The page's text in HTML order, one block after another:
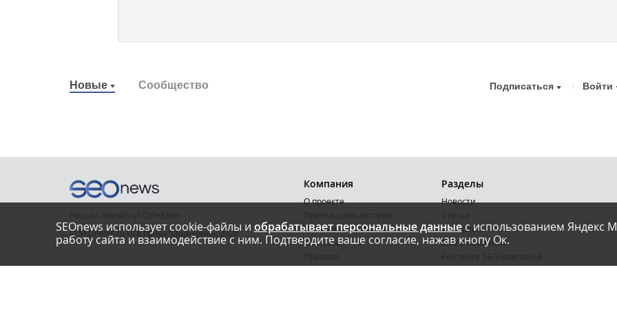
Новые Сообщество Подписаться Войти
SEOnews использует cookie-файлы и обрабатывает персональные данныес использованием Яндекс
работу сайта и взаимодействие с ним. Подтвердите ваше согласие, нажав кнопу Ок.
© SEOnews.ru Все права защищены. 2026
Email редакции: info@seonews.ru
Компания
О проекте
Условия публикации
Контакты
Разделы
Новости
Интервью
Блоги компаний